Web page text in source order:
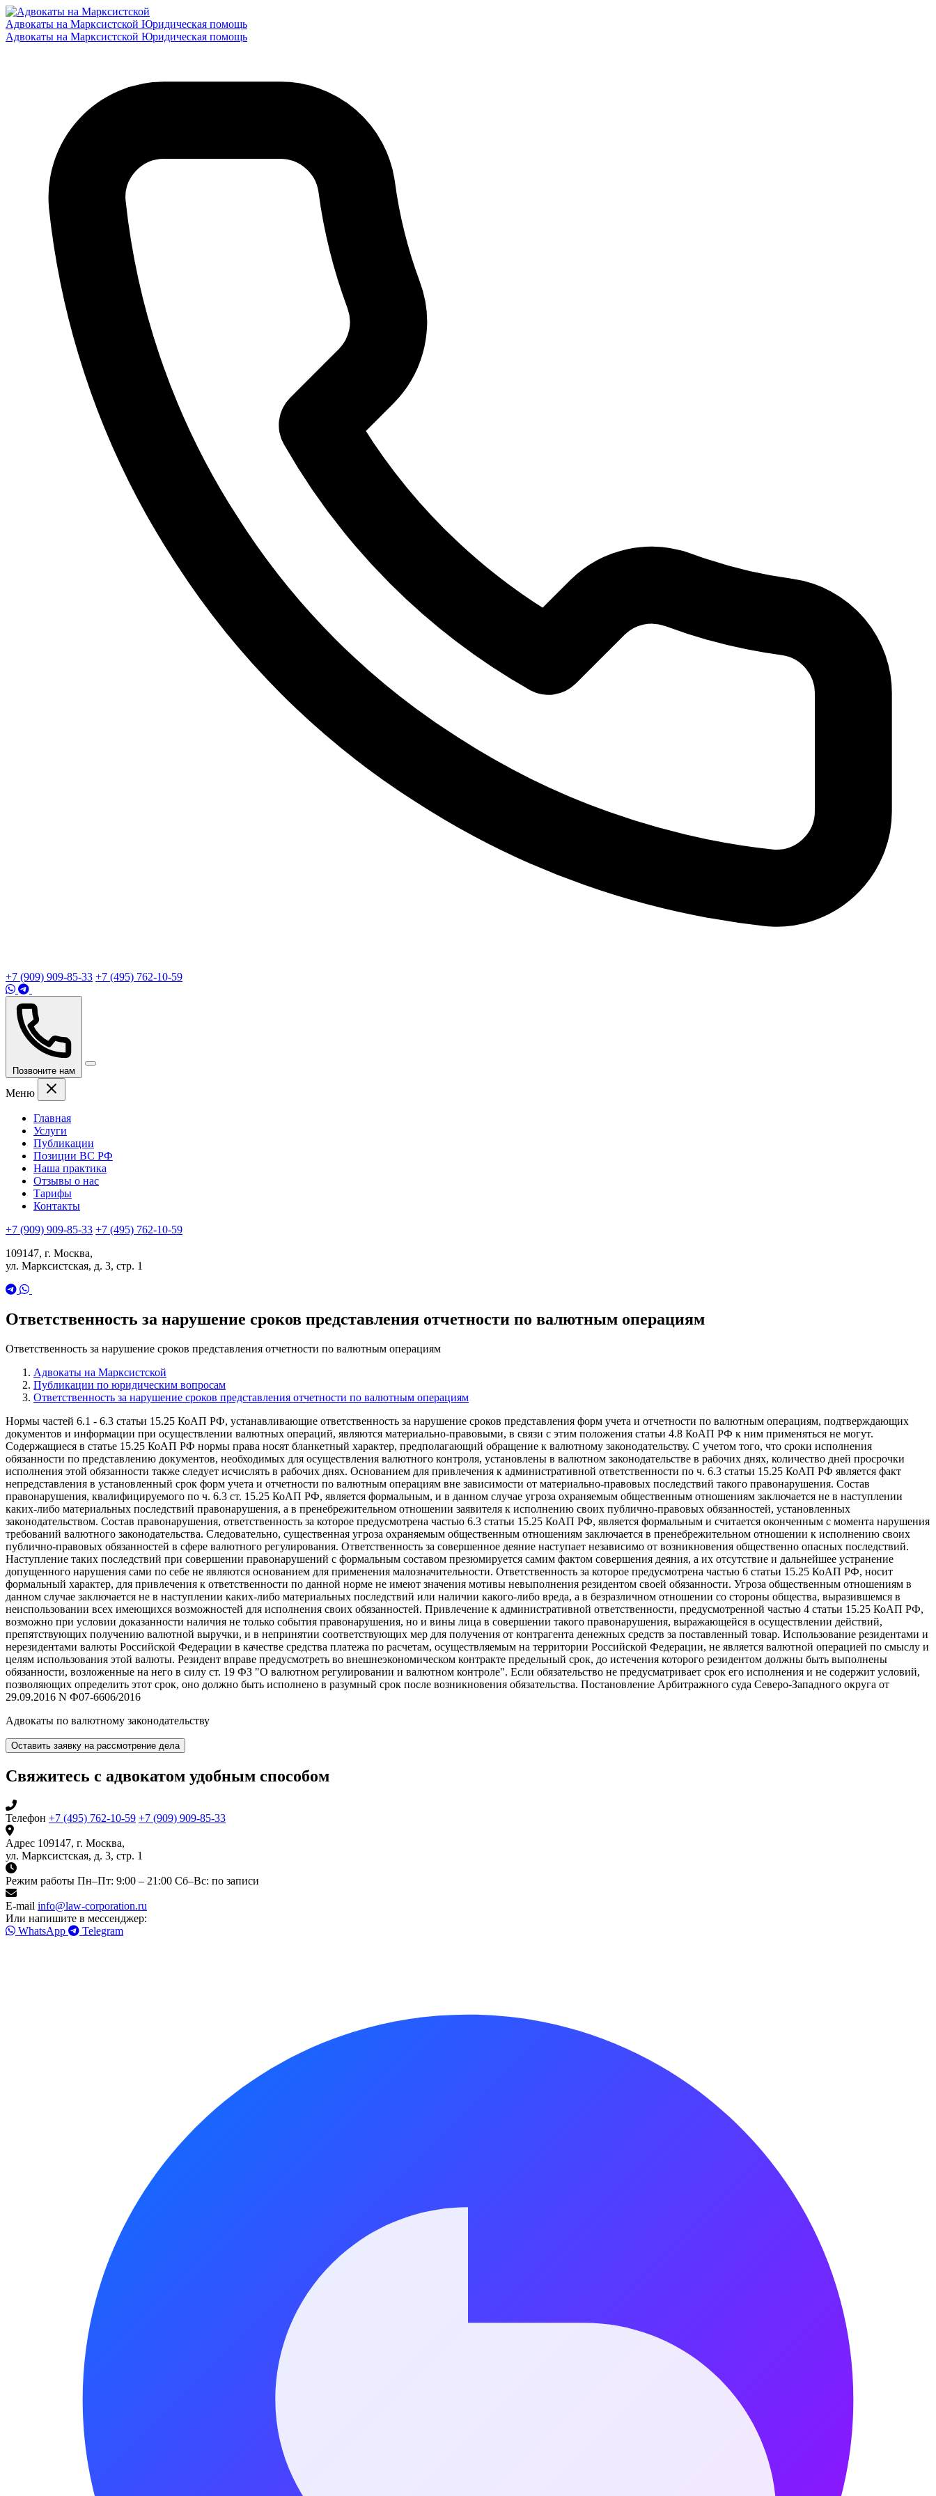
Адвокаты на Марксистской Юридическая помощь
Адвокаты на Марксистской Юридическая помощь
+7 (909) 909-85-33 +7 (495) 762-10-59
Позвоните нам
Меню
Главная
Услуги
Публикации
Позиции ВС РФ
Наша практика
Отзывы о нас
Тарифы
Контакты
+7 (909) 909-85-33 +7 (495) 762-10-59
109147, г. Москва,
ул. Марксистская, д. 3, стр. 1
Ответственность за нарушение сроков представления отчетности по валютным операциям
Ответственность за нарушение сроков представления отчетности по валютным операциям
Адвокаты на Марксистской
Публикации по юридическим вопросам
Ответственность за нарушение сроков представления отчетности по валютным операциям
Нормы частей 6.1 - 6.3 статьи 15.25 КоАП РФ, устанавливающие ответственность за нарушение сроков представления форм учета и отчетности по валютным операциям, подтверждающих
документов и информации при осуществлении валютных операций, являются материально-правовыми, в связи с этим положения статьи 4.8 КоАП РФ к ним применяться не могут.
Содержащиеся в статье 15.25 КоАП РФ нормы права носят бланкетный характер, предполагающий обращение к валютному законодательству. С учетом того, что сроки исполнения
обязанности по представлению документов, необходимых для осуществления валютного контроля, установлены в валютном законодательстве в рабочих днях, количество дней просрочки
исполнения этой обязанности также следует исчислять в рабочих днях. Основанием для привлечения к административной ответственности по ч. 6.3 статьи 15.25 КоАП РФ является факт
непредставления в установленный срок форм учета и отчетности по валютным операциям вне зависимости от материально-правовых последствий такого правонарушения. Состав
правонарушения, квалифицируемого по ч. 6.3 ст. 15.25 КоАП РФ, является формальным, и в данном случае угроза охраняемым общественным отношениям заключается не в наступлении
каких-либо материальных последствий правонарушения, а в пренебрежительном отношении заявителя к исполнению своих публично-правовых обязанностей, установленных
законодательством. Состав правонарушения, ответственность за которое предусмотрена частью 6.3 статьи 15.25 КоАП РФ, является формальным и считается оконченным с момента нарушения
требований валютного законодательства. Следовательно, существенная угроза охраняемым общественным отношениям заключается в пренебрежительном отношении к исполнению своих
публично-правовых обязанностей в сфере валютного регулирования. Ответственность за совершенное деяние наступает независимо от возникновения общественно опасных последствий.
Наступление таких последствий при совершении правонарушений с формальным составом презюмируется самим фактом совершения деяния, а их отсутствие и дальнейшее устранение
допущенного нарушения сами по себе не являются основанием для применения малозначительности. Ответственность за которое предусмотрена частью 6 статьи 15.25 КоАП РФ, носит
формальный характер, для привлечения к ответственности по данной норме не имеют значения мотивы невыполнения резидентом своей обязанности. Угроза общественным отношениям в
данном случае заключается не в наступлении каких-либо материальных последствий или наличии какого-либо вреда, а в безразличном отношении со стороны общества, выразившемся в
неиспользовании всех имеющихся возможностей для исполнения своих обязанностей. Привлечение к административной ответственности, предусмотренной частью 4 статьи 15.25 КоАП РФ,
возможно при условии доказанности наличия не только события правонарушения, но и вины лица в совершении такого правонарушения, выражающейся в осуществлении действий,
препятствующих получению валютной выручки, и в непринятии соответствующих мер для получения от контрагента денежных средств за поставленный товар. Использование резидентами и
нерезидентами валюты Российской Федерации в качестве средства платежа по расчетам, осуществляемым на территории Российской Федерации, не является валютной операцией по смыслу и
целям использования этой валюты. Резидент вправе предусмотреть во внешнеэкономическом контракте предельный срок, до истечения которого резидентом должны быть выполнены
обязанности, возложенные на него в силу ст. 19 ФЗ "О валютном регулировании и валютном контроле". Если обязательство не предусматривает срок его исполнения и не содержит условий,
позволяющих определить этот срок, оно должно быть исполнено в разумный срок после возникновения обязательства. Постановление Арбитражного суда Северо-Западного округа от
29.09.2016 N Ф07-6606/2016
Адвокаты по валютному законодательству
Оставить заявку на рассмотрение дела
Свяжитесь с адвокатом удобным способом
Телефон +7 (495) 762-10-59 +7 (909) 909-85-33
Адрес 109147, г. Москва,
ул. Марксистская, д. 3, стр. 1
Режим работы Пн–Пт: 9:00 – 21:00 Сб–Вс: по записи
E-mail info@law-corporation.ru
Или напишите в мессенджер:
WhatsApp
Telegram